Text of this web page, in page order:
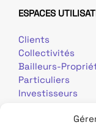
ESPACES
Clients
Collectivités
Bailleurs-
Particuliers
Investisseurs